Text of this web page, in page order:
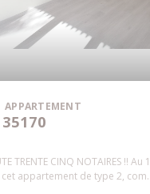
APPARTEMENT
TRENTE CINQ NOTAIRES !!
appartement de type 2,